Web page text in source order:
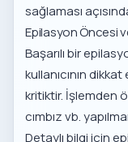
sağlaması
Epilasyon Öncesi
Başarılı bir
kullanıcının
kritiktir. İşlemden
cımbız vb.
Detaylı bilgi için